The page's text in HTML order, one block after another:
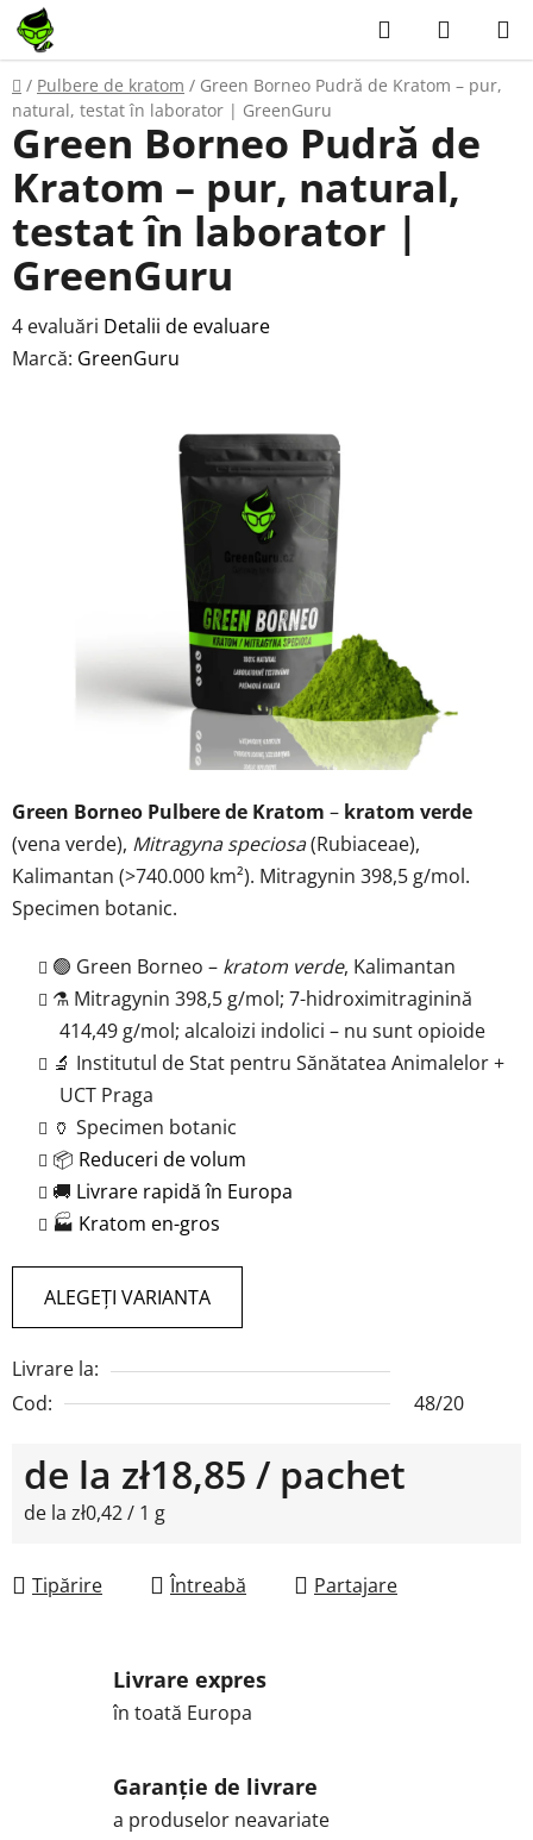
Treci
conținut
Căutare
DE
Acasă
/ Pulbere de kratom / Green Borneo Pudră de Kratom – pur,
natural, testat în laborator | GreenGuru
Green Borneo Pulbere de Kratom – kratom verde
(vena verde), Mitragyna speciosa(Rubiaceae),
Kalimantan (>740.000 km²). Mitragynin 398,5 g/mol.
Specimen botanic.
🟢 Green Borneo – kratom verde, Kalimantan
⚗️ Mitragynin 398,5 g/mol; 7-hidroximitraginină
414,49 g/mol; alcaloizi indolici – nu sunt opioide
🔬 Institutul de Stat pentru Sănătatea Animalelor +
UCT Praga
🏺 Specimen botanic
📦 Reduceri de volum
🚚 Livrare rapidă în Europa
🏭 Kratom en-gros
ALEGEŢI VARIANTA
Livrare la:
Cod:
48/20
de la zł18,85 / pachet
Evaluare preţ:
de la zł0,42 / 1 g
Tipărire Întreabă Partajare
Green Borneo Pudră de
Kratom – pur, natural,
testat în laborator |
GreenGuru
Evaluarea
medie
4 evaluări Detalii de evaluare
Marcă: GreenGuru
Livrare expres
în toată Europa
Garanție de livrare
a produselor neavariate